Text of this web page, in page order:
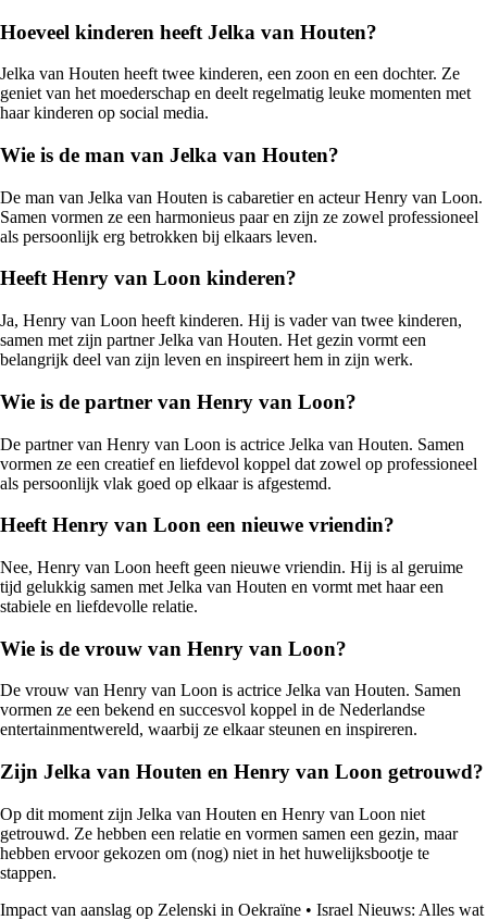
Hoeveel kinderen heeft Jelka van Houten?
Jelka van Houten heeft twee kinderen, een zoon en een dochter. Ze
geniet van het moederschap en deelt regelmatig leuke momenten met
haar kinderen op social media.
Wie is de man van Jelka van Houten?
De man van Jelka van Houten is cabaretier en acteur Henry van Loon.
Samen vormen ze een harmonieus paar en zijn ze zowel professioneel
als persoonlijk erg betrokken bij elkaars leven.
Heeft Henry van Loon kinderen?
Ja, Henry van Loon heeft kinderen. Hij is vader van twee kinderen,
samen met zijn partner Jelka van Houten. Het gezin vormt een
belangrijk deel van zijn leven en inspireert hem in zijn werk.
Wie is de partner van Henry van Loon?
De partner van Henry van Loon is actrice Jelka van Houten. Samen
vormen ze een creatief en liefdevol koppel dat zowel op professioneel
als persoonlijk vlak goed op elkaar is afgestemd.
Heeft Henry van Loon een nieuwe vriendin?
Nee, Henry van Loon heeft geen nieuwe vriendin. Hij is al geruime
tijd gelukkig samen met Jelka van Houten en vormt met haar een
stabiele en liefdevolle relatie.
Wie is de vrouw van Henry van Loon?
De vrouw van Henry van Loon is actrice Jelka van Houten. Samen
vormen ze een bekend en succesvol koppel in de Nederlandse
entertainmentwereld, waarbij ze elkaar steunen en inspireren.
Zijn Jelka van Houten en Henry van Loon getrouwd?
Op dit moment zijn Jelka van Houten en Henry van Loon niet
getrouwd. Ze hebben een relatie en vormen samen een gezin, maar
hebben ervoor gekozen om (nog) niet in het huwelijksbootje te
stappen.
Impact van aanslag op Zelenski in Oekraïne • Israel Nieuws: Alles wat